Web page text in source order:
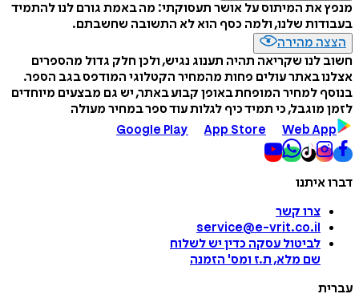
מנפץ את המיתוס על אושר תעסוקתי: מה באמת גורם לנו להתמיד
בעבודות שלנו, ולמה כסף הוא לא התשובה שחשבתם.
הצצה מהירה
חשוב לנו שקריאה תהיה תענוג נגיש, ולכן חלק גדול מהספרים
אצלנו באתר עולים פחות מהמחיר הקטלוגי המודפס בגב הספר.
בנוסף למחיר המופחת באופן קבוע באתר, יש גם מבצעים מיוחדים
לזמן מוגבל, כי תמיד כיף לגלות עוד ספר במחיר מעולה
Google Play
App Store Web App
דברו איתנו
צרו קשר
service@e-vrit.co.il
לביטול עסקה כדין יש לשלוח
שם מלא, ת.ז ומס' הזמנה
עברית